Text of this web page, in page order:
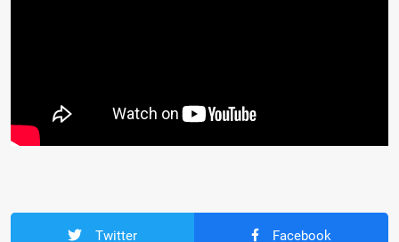
Twitter Facebook